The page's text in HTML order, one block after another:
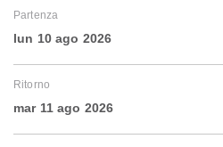
Partenza
lun 10 ago 2026
Ritorno
mar 11 ago 2026